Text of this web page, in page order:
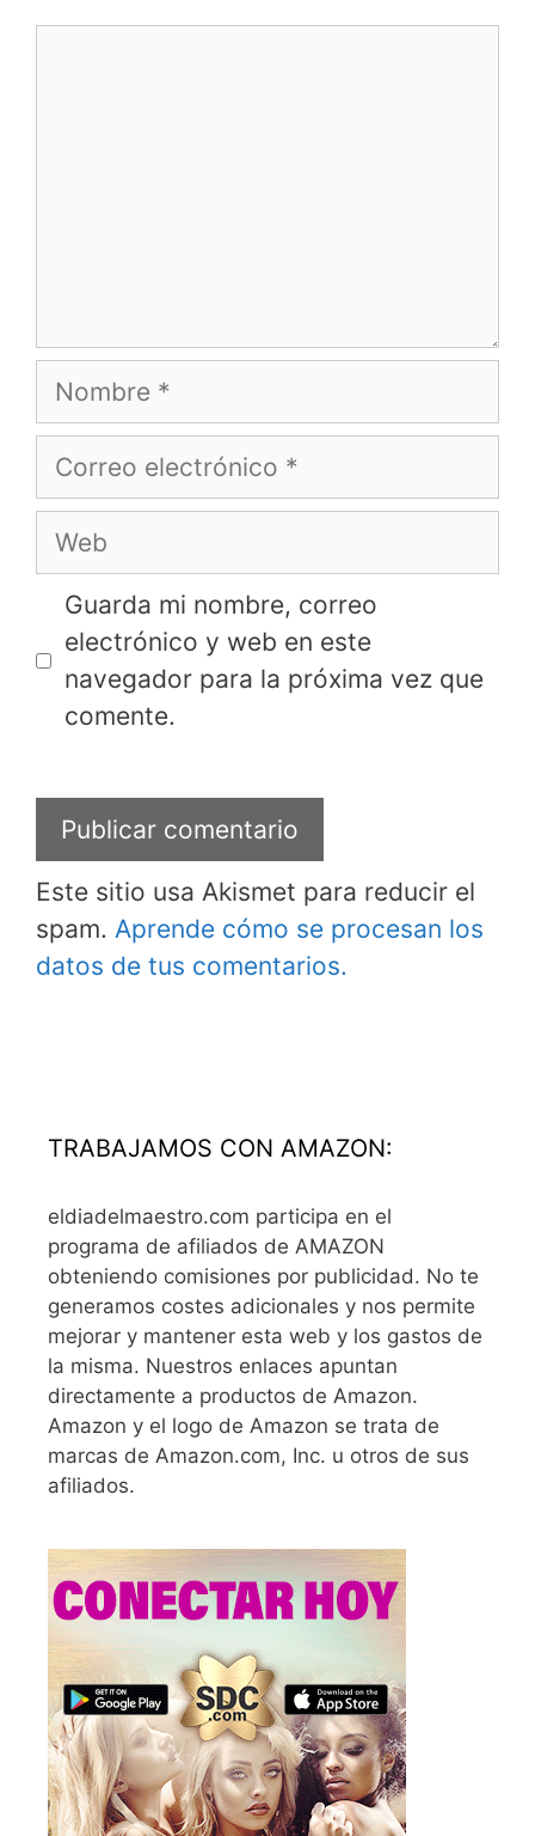
Nombre
Correo
electrónico
Web
Guarda mi nombre, correo
electrónico y web en este
navegador para la próxima vez que
comente.
Este sitio usa Akismet para reducir el
spam. Aprende cómo se procesan los
datos de tus comentarios.
TRABAJAMOS CON AMAZON:
eldiadelmaestro.com participa en el
programa de afiliados de AMAZON
obteniendo comisiones por publicidad. No te
generamos costes adicionales y nos permite
mejorar y mantener esta web y los gastos de
la misma. Nuestros enlaces apuntan
directamente a productos de Amazon.
Amazon y el logo de Amazon se trata de
marcas de Amazon.com, Inc. u otros de sus
afiliados.